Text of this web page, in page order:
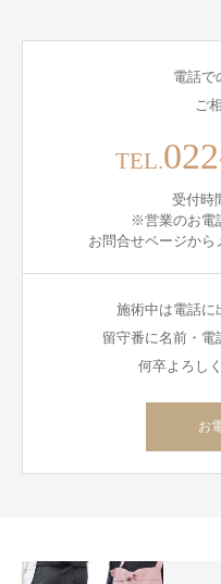
電話で
ご
TEL.
受付時
※営業のお電
お問合せページから
施術中は電話に
留守番に名前・電
何卒よろし
お